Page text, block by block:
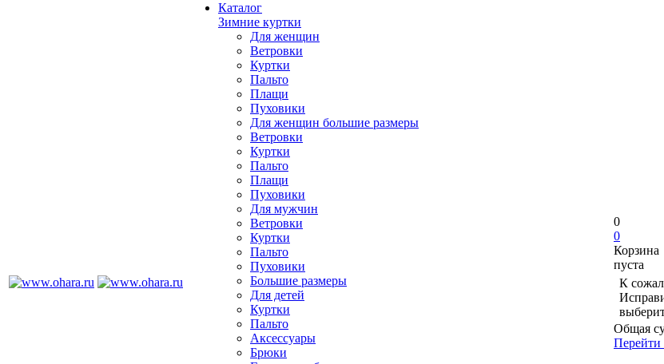
Каталог
Зимние куртки
Для женщин
Ветровки
Куртки
Пальто
Плащи
Пуховики
Для женщин большие размеры
Ветровки
Куртки
Пальто
Плащи
Пуховики
Для мужчин
Ветровки
Куртки
Пальто
Пуховики
Большие размеры
Для детей
Куртки
Пальто
Аксессуары
Брюки
0
0
Корзина
пуста
К
Общая
Перейти